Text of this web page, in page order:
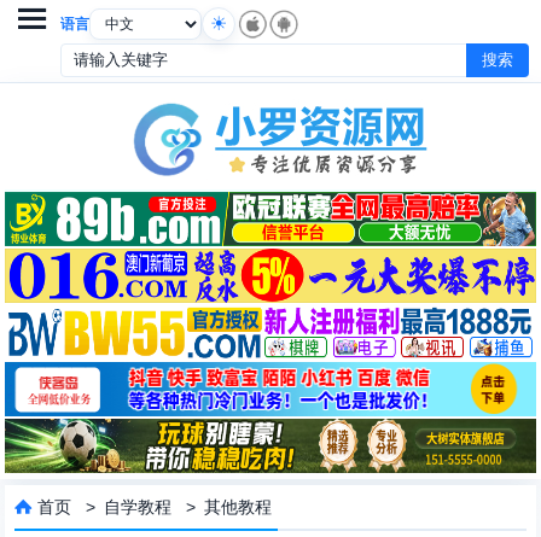
语言

 首页 > 自学教程 >其他教程